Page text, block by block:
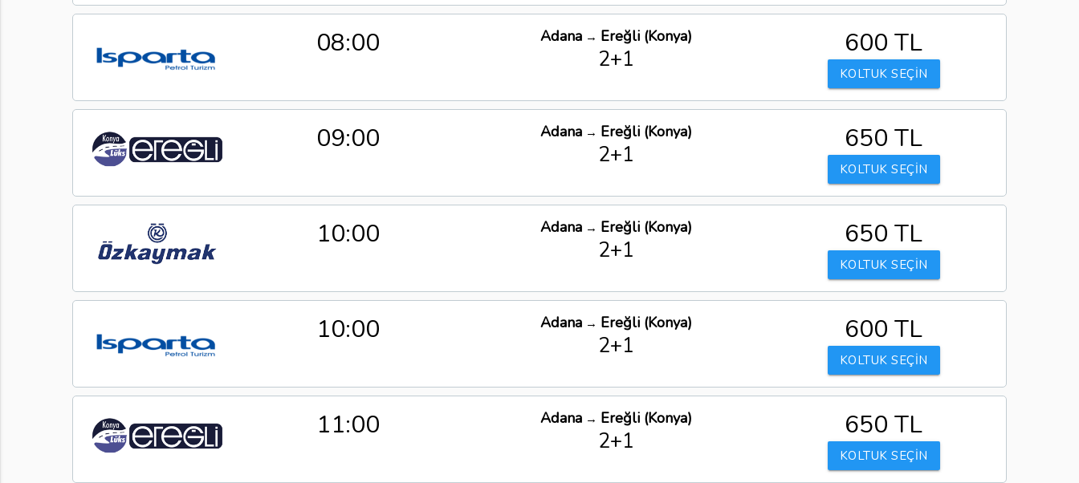
08:00 Adana→ Ereğli (Konya)
2+1 600 TL
KOLTUK SEÇİN
09:00 Adana→ Ereğli (Konya)
2+1 650 TL
KOLTUK SEÇİN
10:00 Adana→ Ereğli (Konya)
2+1 650 TL
KOLTUK SEÇİN
10:00 Adana→ Ereğli (Konya)
2+1 600 TL
KOLTUK SEÇİN
11:00 Adana→ Ereğli (Konya)
2+1 650 TL
KOLTUK SEÇİN